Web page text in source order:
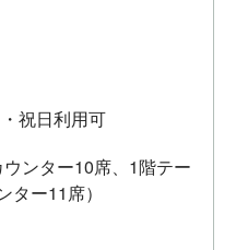
祝日利用可
ンター10席、1階テー
ター11席）